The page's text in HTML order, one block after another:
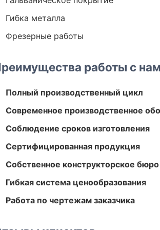
Гибка металла
Фрезерные работы
работы с
Полный производственный цикл
Современное производственное
Соблюдение сроков изготовления
Сертифицированная продукция
Собственное конструкторское бюро
Гибкая система ценообразования
Работа по чертежам заказчика